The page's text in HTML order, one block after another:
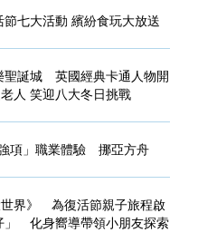
七大活動 繽紛食玩大放送
聖誕城 英國經典卡通人物開
人 笑迎八大冬日挑戰
項」職業體驗 挪亞方舟
界》 為復活節親子旅程啟
」 化身嚮導帶領小朋友探索